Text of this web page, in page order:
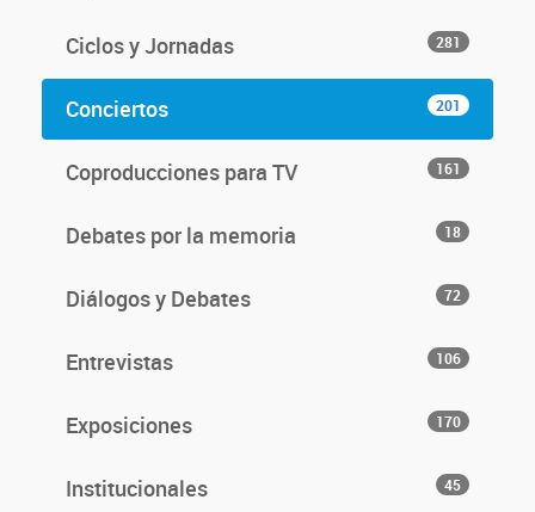
Ciclos y Jornadas 281
Conciertos 201
Coproducciones para TV 161
Debates por la memoria 18
Diálogos y Debates 72
Entrevistas 106
Exposiciones 170
Institucionales 45